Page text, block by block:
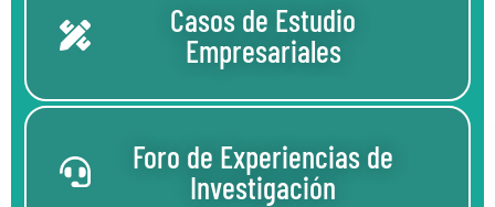
Casos de Estudio
Empresariales
Foro de Experiencias de
Investigación